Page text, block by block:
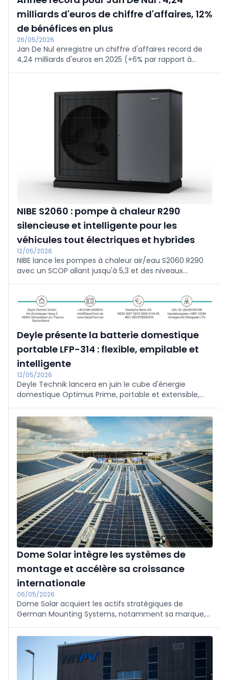
milliards d'euros de chiffre d'affaires, 12%
de bénéfices en plus
26/05/2026
Jan De Nul enregistre un chiffre d'affaires record de
4,24 milliards d'euros en 2025 (+6% par rapport à
La société sans dette investit plus d'un milliard d'euros
dans la flotte ; 298 projets dans 31 pays.
NIBE S2060 : pompe à chaleur R290
silencieuse et intelligente pour les
véhicules tout électriques et hybrides
12/05/2026
NIBE lance les pompes à chaleur air/eau S2060 R290
avec un SCOP allant jusqu'à 5,3 et des niveaux
dynamiques. Adaptées au tout-électrique et à
l'hybride, elles ont une capacité de 6 à 8 kW
aujourd'hui et de 10 à 12,5 kW en 2026.
Deyle présente la batterie domestique
portable LFP-314 : flexible, empilable et
intelligente
12/05/2026
Deyle Technik lancera en juin le cube d'énergie
domestique Optimus Prime, portable et extensible,
cycles). Les modules de 3 kWh (&lt;27 kg) s'étendent
jusqu'à 21,6 kW/108 kWh. Résistant aux intempéries,
prêt à l'emploi et doté d'une intelligence artificielle
pour une gestion intelligente de l'énergie. Première au
salon ees Europe.
Dome Solar intègre les systèmes de
montage et accélère sa croissance
internationale
06/05/2026
Dome Solar acquiert les actifs stratégiques de
German Mounting Systems, notamment sa marque,
sa croissance internationale. Ce faisant, la société
française associe sa force industrielle à l'ingénierie
allemande et son portefeuille de systèmes
photovoltaïques pour toits plats devient l'un des plus
complets du marché.